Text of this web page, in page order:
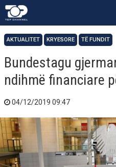
AKTUALITET KRYESORE TË FUNDIT
Bundestagu
ndihmë financiare
04/12/2019 09:47